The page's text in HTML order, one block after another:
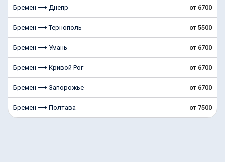
Бремен ⟶ Днепр от 6700
Бремен ⟶ Тернополь от 5500
Бремен ⟶ Умань от 6700
Бремен ⟶ Кривой Рог от 6700
Бремен ⟶ Запорожье от 6700
Бремен ⟶ Полтава от 7500